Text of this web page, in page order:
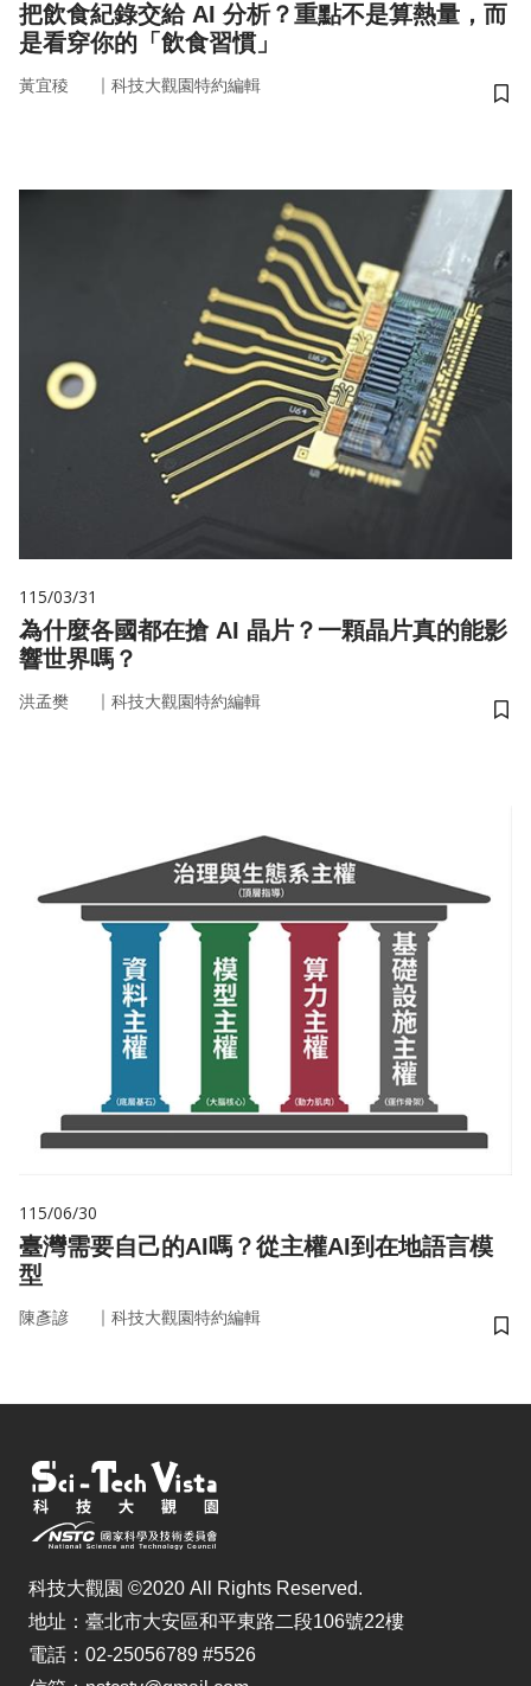
把飲食紀錄交給 AI 分析？重點不是算熱量，而
是看穿你的「飲食習慣」
黃宜稜 ｜ 科技大觀園特約編輯
儲
115/03/31
為什麼各國都在搶 AI 晶片？一顆晶片真的能影
響世界嗎？
洪孟樊 ｜ 科技大觀園特約編輯
儲
115/06/30
臺灣需要自己的AI嗎？從主權AI到在地語言模
型
陳彥諺 ｜ 科技大觀園特約編輯
儲
科技大觀園 ©2020 All Rights Reserved.
地址：臺北市大安區和平東路二段106號22樓
電話：02-25056789 #5526